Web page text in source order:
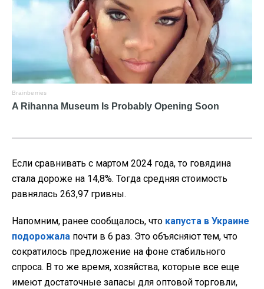
Если сравнивать с мартом 2024 года, то говядина
стала дороже на 14,8%. Тогда средняя стоимость
равнялась 263,97 гривны.
Напомним, ранее сообщалось, что капуста в Украине
подорожала почти в 6 раз. Это объясняют тем, что
сократилось предложение на фоне стабильного
спроса. В то же время, хозяйства, которые все еще
имеют достаточные запасы для оптовой торговли,